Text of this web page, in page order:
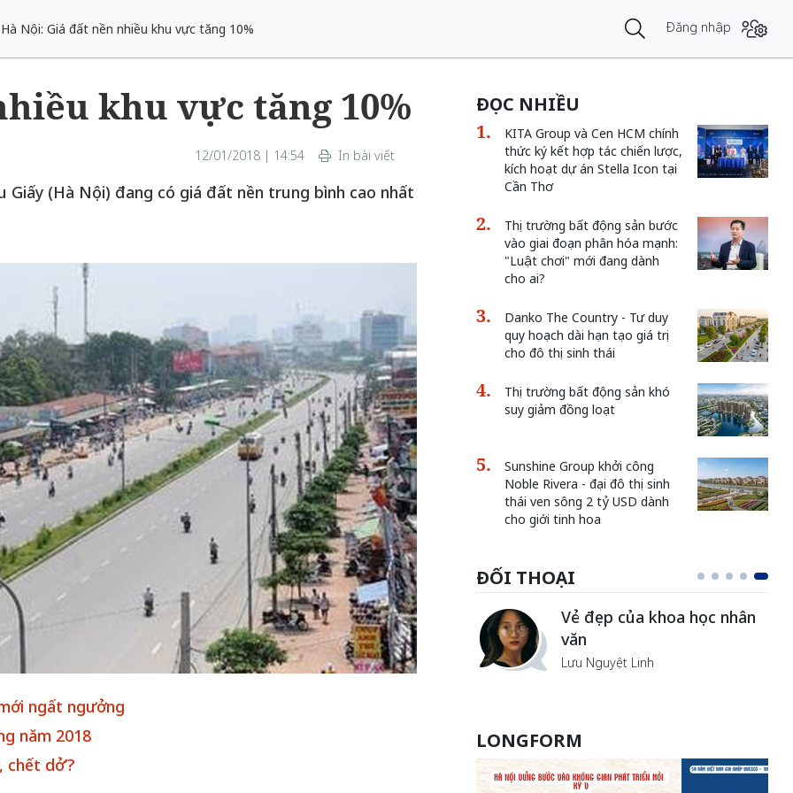
Hà Nội: Giá đất nền nhiều khu vực tăng 10% Đăng nhập
khu vực tăng 10%
12/01/2018 | 14:54 In bài viết
Giấy (Hà Nội) đang có giá đất nền trung bình cao nhất
ngất ngưởng
năm 2018
dở’?
ĐỌC NHIỀU
KITA Group và Cen HCM chính
thức ký kết hợp tác chiến lược,
kích hoạt dự án Stella Icon tại
Cần Thơ
Thị trường bất động sản bước
vào giai đoạn phân hóa mạnh:
"Luật chơi" mới đang dành
cho ai?
Danko The Country - Tư duy
quy hoạch dài hạn tạo giá trị
cho đô thị sinh thái
Thị trường bất động sản khó
suy giảm đồng loạt
Sunshine Group khởi công
Noble Rivera - đại đô thị sinh
thái ven sông 2 tỷ USD dành
cho giới tinh hoa
ĐỐI THOẠI
ngôi
của Hà
Xin lỗi, rồi sao nữa?!
Lê Xuân Thọ
Vẻ đẹp của khoa học nhân
văn
Lưu Nguyệt Linh
LONGFORM